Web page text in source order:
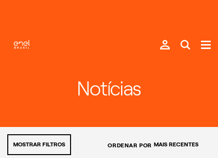
Notícias
MOSTRAR FILTROS ORDENAR POR